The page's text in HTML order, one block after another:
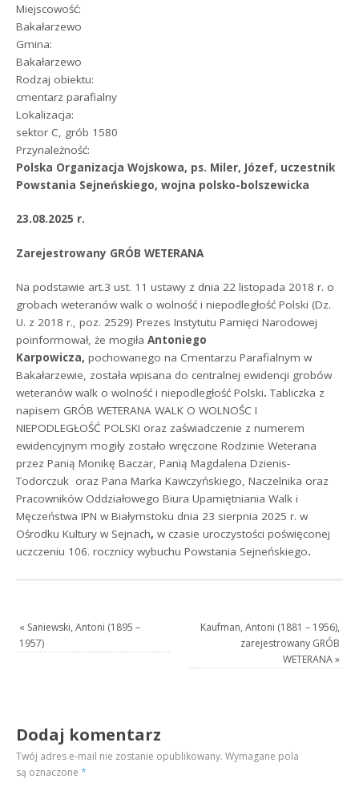
Miejscowość:
Bakałarzewo
Gmina:
Bakałarzewo
Rodzaj obiektu:
cmentarz parafialny
Lokalizacja:
sektor C, grób 1580
Przynależność:
Polska Organizacja Wojskowa, ps. Miler, Józef, uczestnik
Powstania Sejneńskiego, wojna polsko-bolszewicka
23.08.2025 r.
Zarejestrowany GRÓB WETERANA
Na podstawie art.3 ust. 11 ustawy z dnia 22 listopada 2018 r. o
grobach weteranów walk o wolność i niepodległość Polski (Dz.
U. z 2018 r., poz. 2529) Prezes Instytutu Pamięci Narodowej
poinformował, że mogiłaAntoniego
Karpowicza, pochowanego na Cmentarzu Parafialnym w
Bakałarzewie, została wpisana do centralnej ewidencji grobów
weteranów walk o wolność i niepodległość Polski. Tabliczka z
napisem GRÓB WETERANA WALK O WOLNOŚC I
NIEPODLEGŁOŚĆ POLSKI oraz zaświadczenie z numerem
ewidencyjnym mogiły zostało wręczone Rodzinie Weterana
przez Panią Monikę Baczar, Panią Magdalena Dzienis-
Todorczuk oraz Pana Marka Kawczyńskiego, Naczelnika oraz
Pracowników Oddziałowego Biura​ Upamiętniania Walk i
Męczeństwa IPN w Białymstoku dnia 23 sierpnia 2025 r. w
Ośrodku Kultury w Sejnach,w czasie uroczystości poświęconej
uczczeniu 106. rocznicy wybuchu Powstania Sejneńskiego.
« Saniewski, Antoni (1895 –
1957)
Kaufman, Antoni (1881 – 1956),
zarejestrowany GRÓB
WETERANA»
Dodaj komentarz
Twój adres e-mail nie zostanie opublikowany. Wymagane pola
są oznaczone*